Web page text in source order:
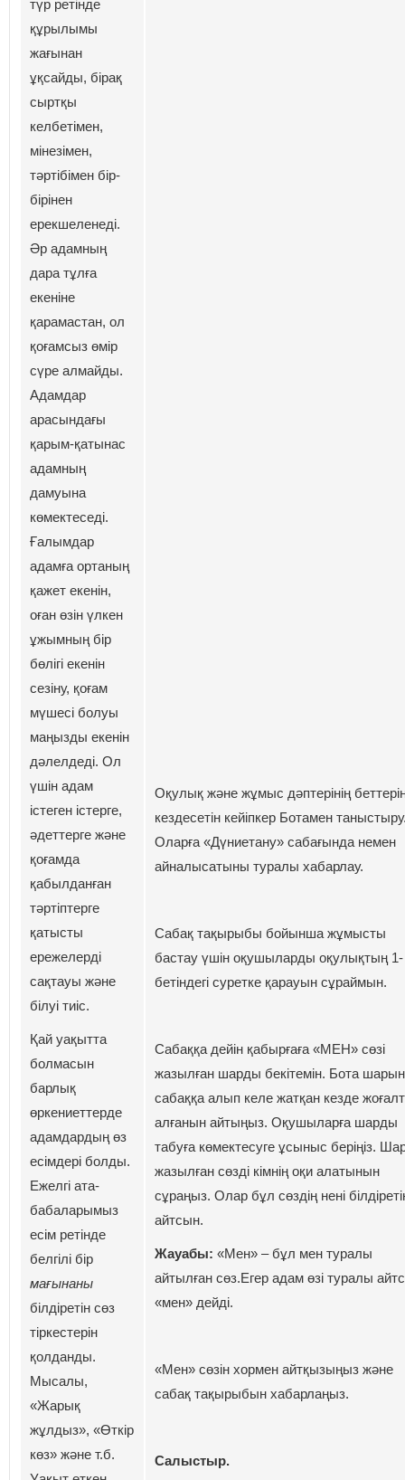
түр ретінде
құрылымы
жағынан
ұқсайды, бірақ
сыртқы
келбетімен,
мінезімен,
тәртібімен бір-
бірінен
ерекшеленеді.
Әр адамның
дара тұлға
екеніне
қарамастан, ол
қоғамсыз өмір
сүре алмайды.
Адамдар
арасындағы
қарым-қатынас
адамның
дамуына
көмектеседі.
Ғалымдар
адамға ортаның
қажет екенін,
оған өзін үлкен
ұжымның бір
бөлігі екенін
сезіну, қоғам
мүшесі болуы
маңызды екенін
дәлелдеді. Ол
үшін адам
істеген істерге,
әдеттерге және
қоғамда
қабылданған
тәртіптерге
қатысты
ережелерді
сақтауы және
білуі тиіс.
Қай уақытта
болмасын
барлық
өркениеттерде
адамдардың өз
есімдері болды.
Ежелгі ата-
бабаларымыз
есім ретінде
белгілі бір
мағынаны
білдіретін сөз
тіркестерін
қолданды.
Мысалы,
«Жарық
жұлдыз», «Өткір
көз» және т.б.
Оқулық және жұмыс дәптерінің
кездесетін кейіпкер Ботамен
Оларға «Дүниетану» сабағында немен
айналысатыны туралы хабарлау.
Сабақ тақырыбы бойынша жұмысты
бастау үшін оқушыларды оқулықтың 1-
бетіндегі суретке қарауын сұраймын.
Сабаққа дейін қабырғаға «МЕН» сөзі
жазылған шарды бекітемін. Бота шарын
сабаққа алып келе жатқан кезде
алғанын айтыңыз. Оқушыларға шарды
табуға көмектесуге ұсыныс беріңіз.
жазылған сөзді кімнің оқи алатынын
сұраңыз. Олар бұл сөздің нені
айтсын.
Жауабы: «Мен» – бұл мен туралы
айтылған сөз.Егер адам өзі туралы
«мен» дейді.
«Мен» сөзін хормен айтқызыңыз және
сабақ тақырыбын хабарлаңыз.
Салыстыр.